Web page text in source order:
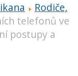
Rodiče,
telefonů ve
postupy a